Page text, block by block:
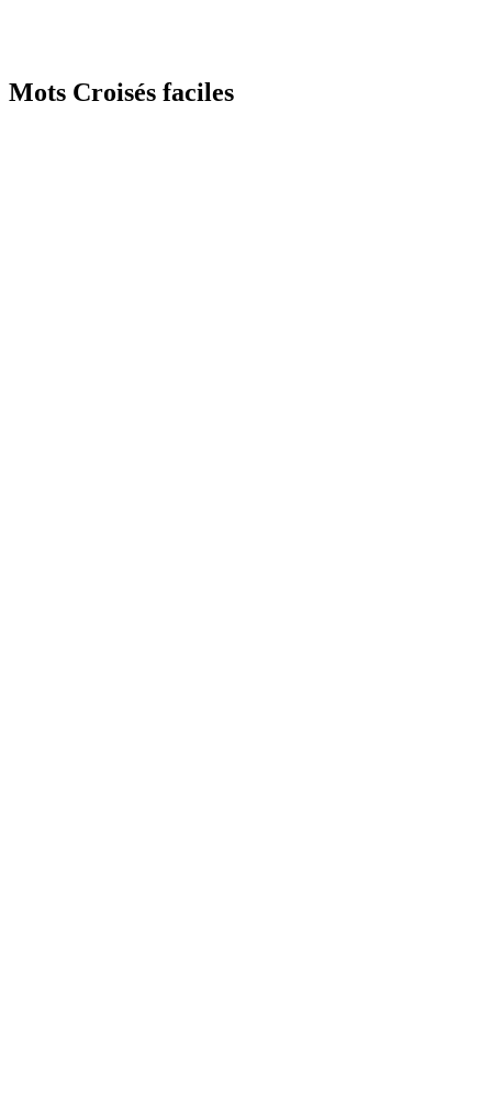
Mots Croisés faciles